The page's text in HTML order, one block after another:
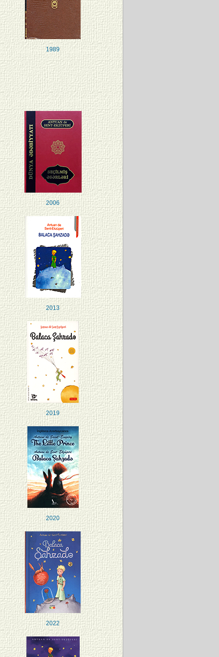
1989
2006
2013
2019
2020
2022